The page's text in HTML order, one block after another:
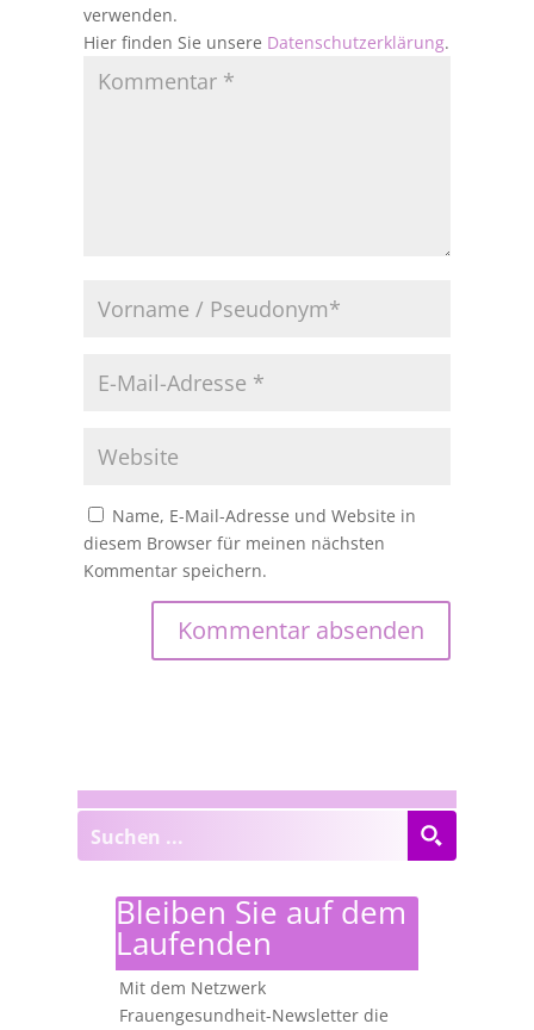
verwenden.
Hier finden Sie unsere Datenschutzerklärung.
Name, E-Mail-Adresse und Website in
diesem Browser für meinen nächsten
Kommentar speichern.
Bleiben Sie auf dem
Laufenden
Mit dem Netzwerk
Frauengesundheit-Newsletter die